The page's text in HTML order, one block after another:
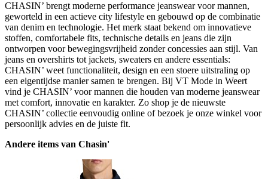
CHASIN’ brengt moderne performance jeanswear voor mannen,
geworteld in een actieve city lifestyle en gebouwd op de combinatie
van denim en technologie. Het merk staat bekend om innovatieve
stoffen, comfortabele fits, technische details en jeans die zijn
ontworpen voor bewegingsvrijheid zonder concessies aan stijl. Van
jeans en overshirts tot jackets, sweaters en andere essentials:
CHASIN’ weet functionaliteit, design en een stoere uitstraling op
een eigentijdse manier samen te brengen. Bij VT Mode in Weert
vind je CHASIN’ voor mannen die houden van moderne jeanswear
met comfort, innovatie en karakter. Zo shop je de nieuwste
CHASIN’ collectie eenvoudig online of bezoek je onze winkel voor
persoonlijk advies en de juiste fit.
Andere items van Chasin'